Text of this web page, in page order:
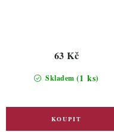
Skladem (1 ks)
63 Kč